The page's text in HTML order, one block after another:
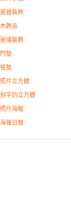
瓷器裝飾
木飾品
玻璃裝飾
門墊
餐墊
照片立方體
刻字的立方體
照片海報
海報日曆